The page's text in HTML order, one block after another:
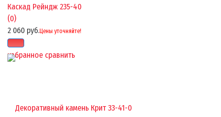
избранное сравнить
Каскад Рейндж 235-40
(0)
2 060 руб.Цены уточняйте!